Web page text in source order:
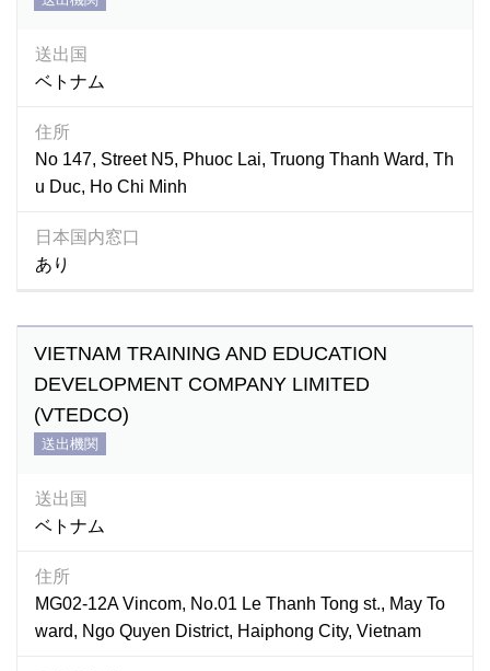
送出国
ベトナム
住所
No 147, Street N5, Phuoc Lai, Truong Thanh Ward, Th
u Duc, Ho Chi Minh
日本国内窓口
あり
VIETNAM TRAINING AND EDUCATION
DEVELOPMENT COMPANY LIMITED
(VTEDCO)
送出機関
送出国
ベトナム
住所
MG02-12A Vincom, No.01 Le Thanh Tong st., May To
ward, Ngo Quyen District, Haiphong City, Vietnam